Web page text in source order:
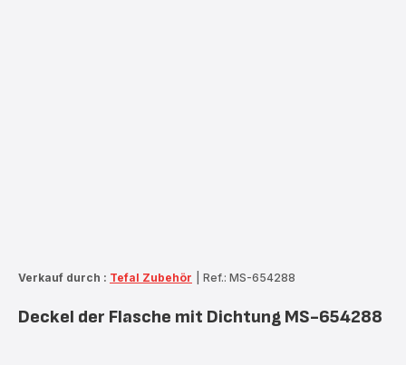
Verkauf durch : Tefal Zubehör Ref.: MS-654288
Deckel der Flasche mit Dichtung MS-654288